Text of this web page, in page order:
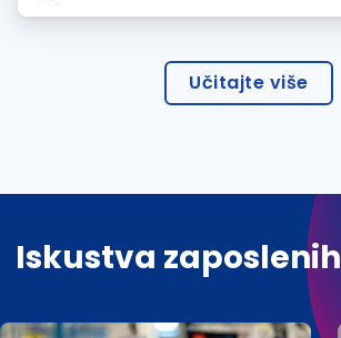
Učitajte više
Iskustva zaposlenih